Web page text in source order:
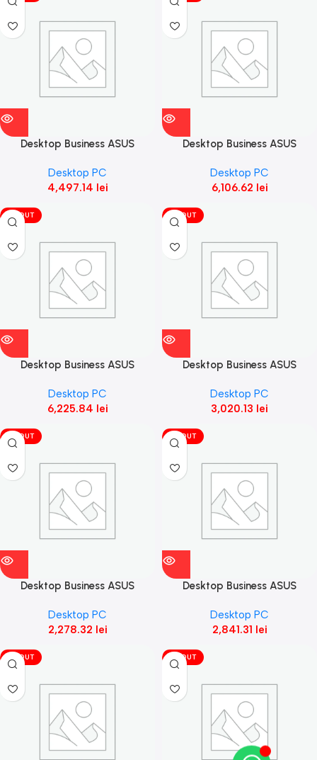
Desktop Business ASUS
D500MER-5144000300,
512GB M.2
Desktop PC
4,497.14 lei
Desktop Business ASUS
D500MER-7147000180, 512GB
M.2
Desktop PC
6,106.62 lei
VÎNDUT
Desktop Business ASUS
D500MER-7147000210, 1TB
M.2
Desktop PC
6,225.84 lei
VÎNDUT
Desktop Business ASUS
3131001220, 512GB M.2 2280
Desktop PC
3,020.13 lei
VÎNDUT
Desktop Business ASUS
D500MD_CZ-3121000080,
512GB M.2 2280 NVMe™
Desktop PC
2,278.32 lei
VÎNDUT
Desktop Business ASUS
D500MD_CZ-5124000180,
512GB M.2 2280 NVMe™
Desktop PC
2,841.31 lei
VÎNDUT VÎNDUT